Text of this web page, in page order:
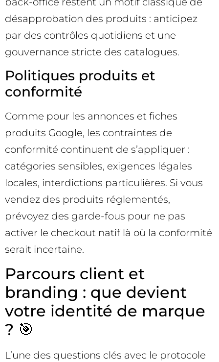
désapprobation des produits : anticipez
par des contrôles quotidiens et une
gouvernance stricte des catalogues.
Politiques produits et
conformité
Comme pour les annonces et fiches
produits Google, les contraintes de
conformité continuent de s’appliquer :
catégories sensibles, exigences légales
locales, interdictions particulières. Si vous
vendez des produits réglementés,
prévoyez des garde-fous pour ne pas
activer le checkout natif là où la conformité
serait incertaine.
Parcours client et
branding : que devient
votre identité de marque
? 🎯
L’une des questions clés avec le protocole